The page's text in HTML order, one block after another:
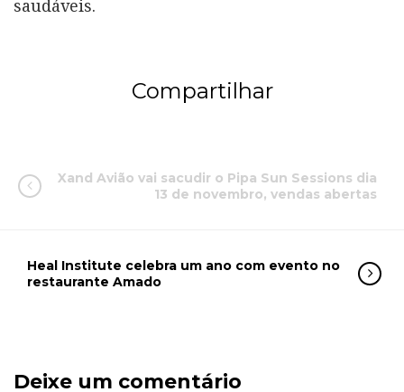
saudáveis.
Compartilhar
Xand Avião vai sacudir o Pipa Sun Sessions dia
13 de novembro, vendas abertas
Heal Institute celebra um ano com evento no
restaurante Amado
Deixe um comentário